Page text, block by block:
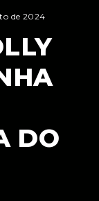
de 2024
DO